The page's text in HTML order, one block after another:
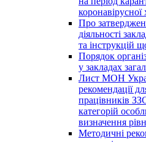
Про
діяльності
та інструкцій
Порядок
у закладах
Лист МОН
рекомендації
працівників
категорій
визначення
Методичні